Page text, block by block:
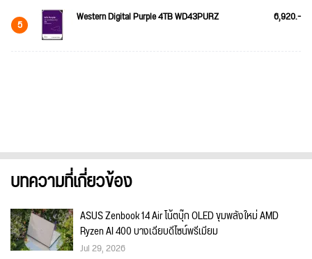
5 Western Digital Purple 4TB WD43PURZ 6,920.-
บทความที่เกี่ยวข้อง
ASUS Zenbook 14 Air โน้ตบุ๊ก OLED ขุมพลังใหม่ AMD
Ryzen AI 400 บางเฉียบดีไซน์พรีเมียม
Jul 29, 2026